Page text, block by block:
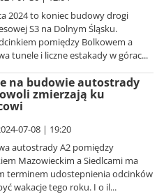
2024 to koniec budowy drogi
S3 na Dolnym Śląsku.
pomiędzy Bolkowem a
tunele i liczne estakady w górac...
na budowie autostrady
zmierzają ku
07-08 | 19:20
autostrady A2 pomiędzy
Mazowieckim a Siedlcami ma
terminem udostepnienia odcinków
wakacje tego roku. I o il...